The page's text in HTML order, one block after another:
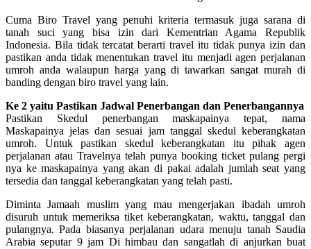
Cuma Biro Travel yang penuhi kriteria termasuk juga sarana di
tanah suci yang bisa izin dari Kementrian Agama Republik
Indonesia. Bila tidak tercatat berarti travel itu tidak punya izin dan
pastikan anda tidak menentukan travel itu menjadi agen perjalanan
umroh anda walaupun harga yang di tawarkan sangat murah di
banding dengan biro travel yang lain.
Ke 2 yaitu Pastikan Jadwal Penerbangan dan Penerbangannya
Pastikan Skedul penerbangan maskapainya tepat, nama
Maskapainya jelas dan sesuai jam tanggal skedul keberangkatan
umroh. Untuk pastikan skedul keberangkatan itu pihak agen
perjalanan atau Travelnya telah punya booking ticket pulang pergi
nya ke maskapainya yang akan di pakai adalah jumlah seat yang
tersedia dan tanggal keberangkatan yang telah pasti.
Diminta Jamaah muslim yang mau mengerjakan ibadah umroh
disuruh untuk memeriksa tiket keberangkatan, waktu, tanggal dan
pulangnya. Pada biasanya perjalanan udara menuju tanah Saudia
Arabia seputar 9 jam Di himbau dan sangatlah di anjurkan buat